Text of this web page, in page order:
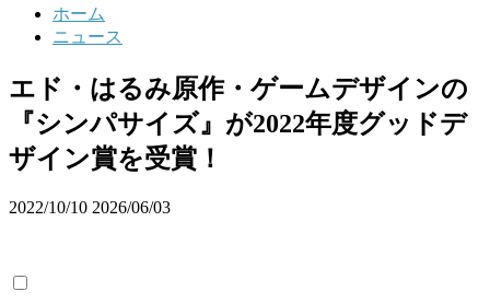
ホーム
ニュース
エド・はるみ原作・ゲームデザインの
『シンパサイズ』が2022年度グッドデ
ザイン賞を受賞！
2022/10/10 2026/06/03